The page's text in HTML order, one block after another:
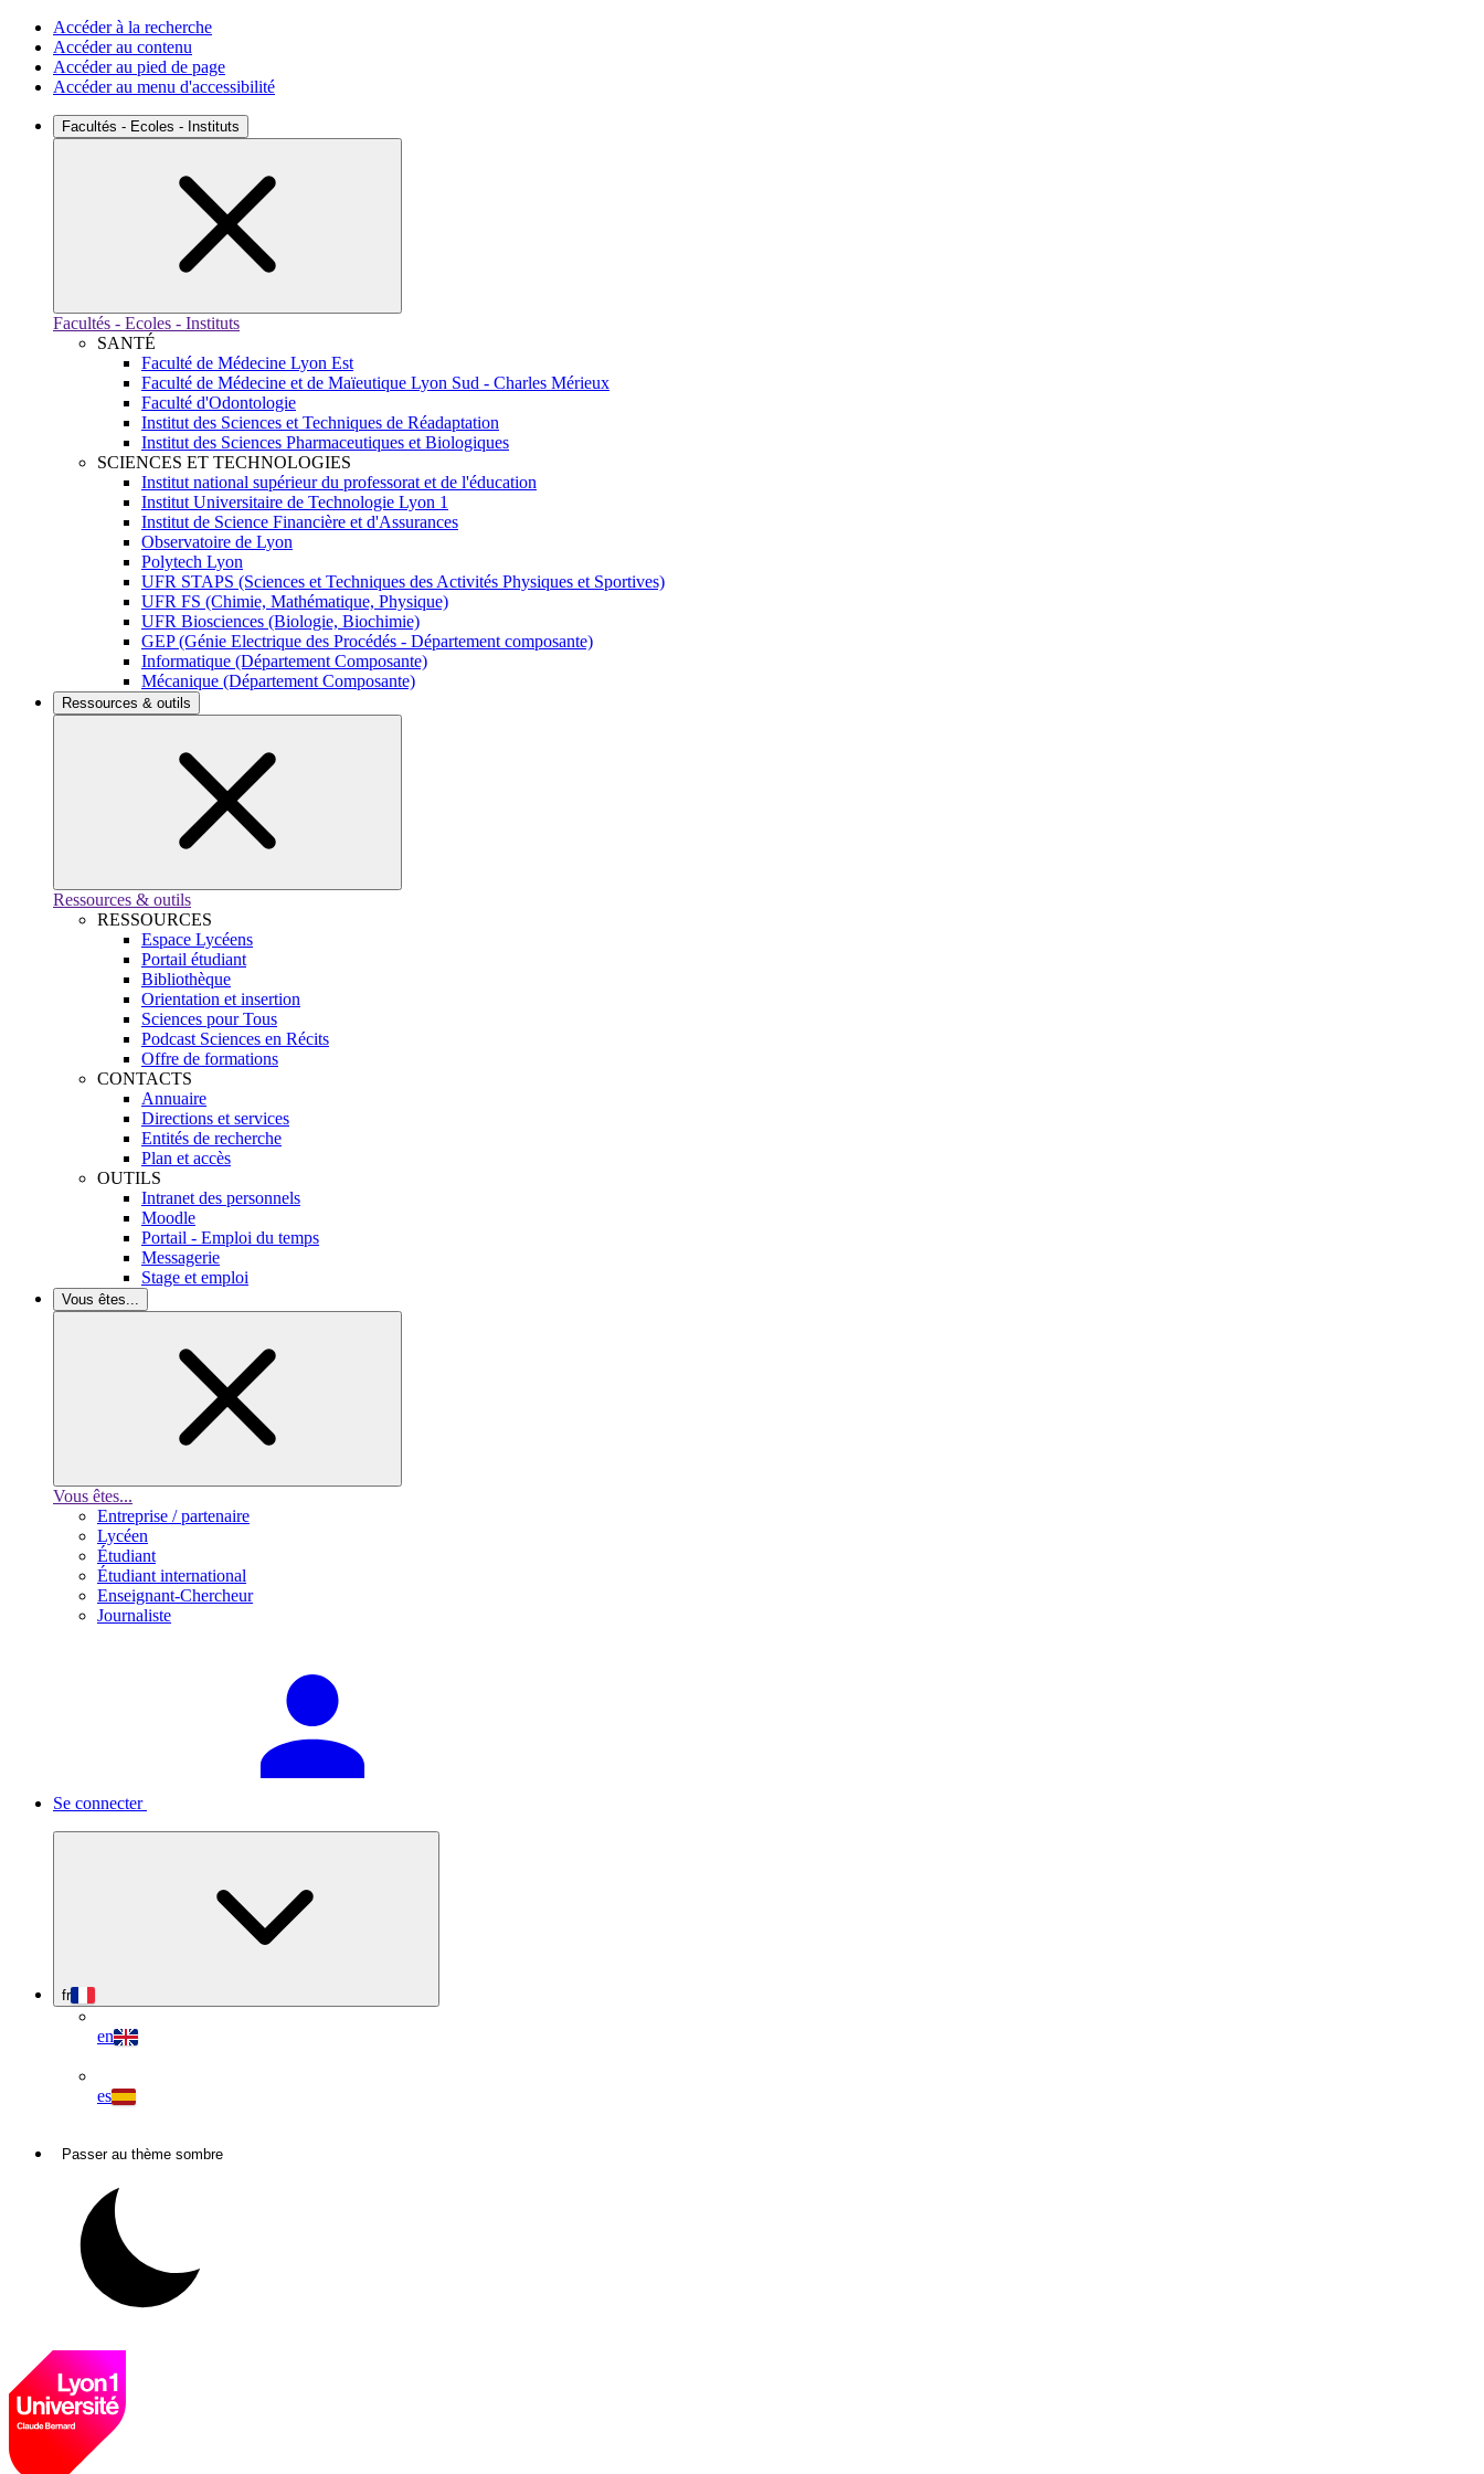
Accéder à la recherche
Accéder au contenu
Accéder au pied de page
Accéder au menu d'accessibilité
Facultés - Ecoles - Instituts
Facultés - Ecoles - Instituts
SANTÉ
Faculté de Médecine Lyon Est
Faculté de Médecine et de Maïeutique Lyon Sud - Charles Mérieux
Faculté d'Odontologie
Institut des Sciences et Techniques de Réadaptation
Institut des Sciences Pharmaceutiques et Biologiques
SCIENCES ET TECHNOLOGIES
Institut national supérieur du professorat et de l'éducation
Institut Universitaire de Technologie Lyon 1
Institut de Science Financière et d'Assurances
Observatoire de Lyon
Polytech Lyon
UFR STAPS (Sciences et Techniques des Activités Physiques et Sportives)
UFR FS (Chimie, Mathématique, Physique)
UFR Biosciences (Biologie, Biochimie)
GEP (Génie Electrique des Procédés - Département composante)
Informatique (Département Composante)
Mécanique (Département Composante)
Ressources & outils
Ressources & outils
RESSOURCES
Espace Lycéens
Portail étudiant
Bibliothèque
Orientation et insertion
Sciences pour Tous
Podcast Sciences en Récits
Offre de formations
CONTACTS
Annuaire
Directions et services
Entités de recherche
Plan et accès
OUTILS
Intranet des personnels
Moodle
Portail - Emploi du temps
Messagerie
Stage et emploi
Vous êtes...
Vous êtes...
Entreprise / partenaire
Lycéen
Étudiant
Étudiant international
Enseignant-Chercheur
Journaliste
Se connecter
fr
en
es
Passer au thème sombre